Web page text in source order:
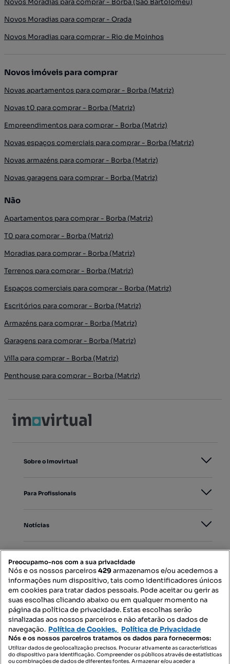
Novos Moradias para comprar - Borba (São Bartolomeu)
Novos Moradias para comprar - Orada
Novos Moradias para comprar - Rio de Moinhos
Novos imóveis para comprar
Novas apartamentos para comprar - Borba (Matriz)
Novas t0 para comprar - Borba (Matriz)
Empreendimentos para comprar - Borba (Matriz)
Novas espaços comerciais para comprar - Borba (Matriz)
Novas armazéns para comprar - Borba (Matriz)
Novas garagens para comprar - Borba (Matriz)
Não
Apartamentos para comprar - Borba (Matriz)
T0 para comprar - Borba (Matriz)
Moradias para comprar - Borba (Matriz)
Terrenos para comprar - Borba (Matriz)
Espaços comerciais para comprar - Borba (Matriz)
Escritórios para comprar - Borba (Matriz)
Armazéns para comprar - Borba (Matriz)
Garagens para comprar - Borba (Matriz)
Villa para comprar - Borba (Matriz)
Penthouse para comprar - Borba (Matriz)
Sobre o Imovirtual
Para Profissionais
Notícias
Mapa do Site
Contacte-nos
SIGA-NOS:
Preocupamo-nos com a sua privacidade
Nós e os nossos parceiros429armazenamos e/ou acedemos a
informações num dispositivo, tais como identificadores únicos
em cookies para tratar dados pessoais. Pode aceitar ou gerir as
suas escolhas clicando abaixo ou em qualquer momento na
página da política de privacidade. Estas escolhas serão
sinalizadas aos nossos parceiros e não afetarão os dados de
navegação. Política de Cookies, Política de Privacidade
Nós e os nossos parceiros tratamos os dados para fornecermos:
Utilizar dados de geolocalização precisos. Procurar ativamente as características
do dispositivo para identificação. Compreender os públicos através de estatísticas
ou combinações de dados de diferentes fontes. Armazenar e/ou aceder a